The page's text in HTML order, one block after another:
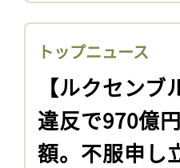
トップニュース
【ルクセン
違反で970億
額。不服申し